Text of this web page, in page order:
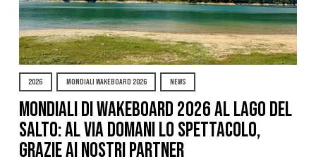
2026 MONDIALI WAKEBOARD 2026 NEWS
Mondiali di Wakeboard 2026 al Lago del
Salto: al via domani lo spettacolo,
grazie ai nostri Partner